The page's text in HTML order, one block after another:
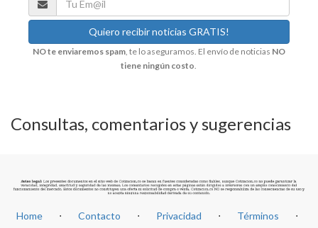
NO te enviaremos spam, te lo aseguramos. El envío de noticias NO
tiene ningún costo
Consultas, comentarios y sugerencias
Home ⋅ Contacto ⋅ Privacidad ⋅ Términos ⋅